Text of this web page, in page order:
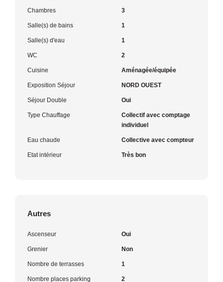
Chambres 3
Salle(s) de bains 1
Salle(s) d'eau 1
WC 2
Cuisine Aménagée/équipée
Exposition Séjour NORD OUEST
Séjour Double Oui
Type Chauffage
Collectif avec comptage
individuel
Eau chaude Collective avec compteur
Etat intérieur Très bon
Autres
Ascenseur Oui
Grenier Non
Nombre de terrasses 1
Nombre places parking 2